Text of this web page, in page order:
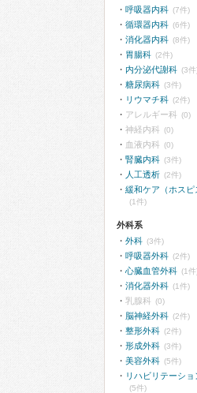
呼吸器内科 (7件)
循環器内科 (6件)
消化器内科 (8件)
胃腸科 (2件)
内分泌代謝科 (3件
糖尿病科 (3件)
リウマチ科 (2件)
アレルギー科 (0)
神経内科 (0)
血液内科 (0)
腎臓内科 (3件)
人工透析 (2件)
緩和ケア（ホスピ
(1件)
外科系
外科 (3件)
呼吸器外科 (2件)
心臓血管外科 (1件
消化器外科 (1件)
乳腺科 (0)
脳神経外科 (2件)
整形外科 (2件)
形成外科 (3件)
美容外科 (5件)
リハビリテーショ
(5件)